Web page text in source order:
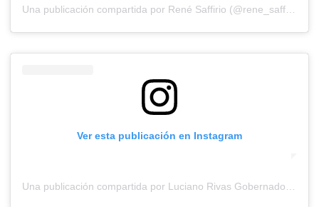
Ver esta publicación en Instagram